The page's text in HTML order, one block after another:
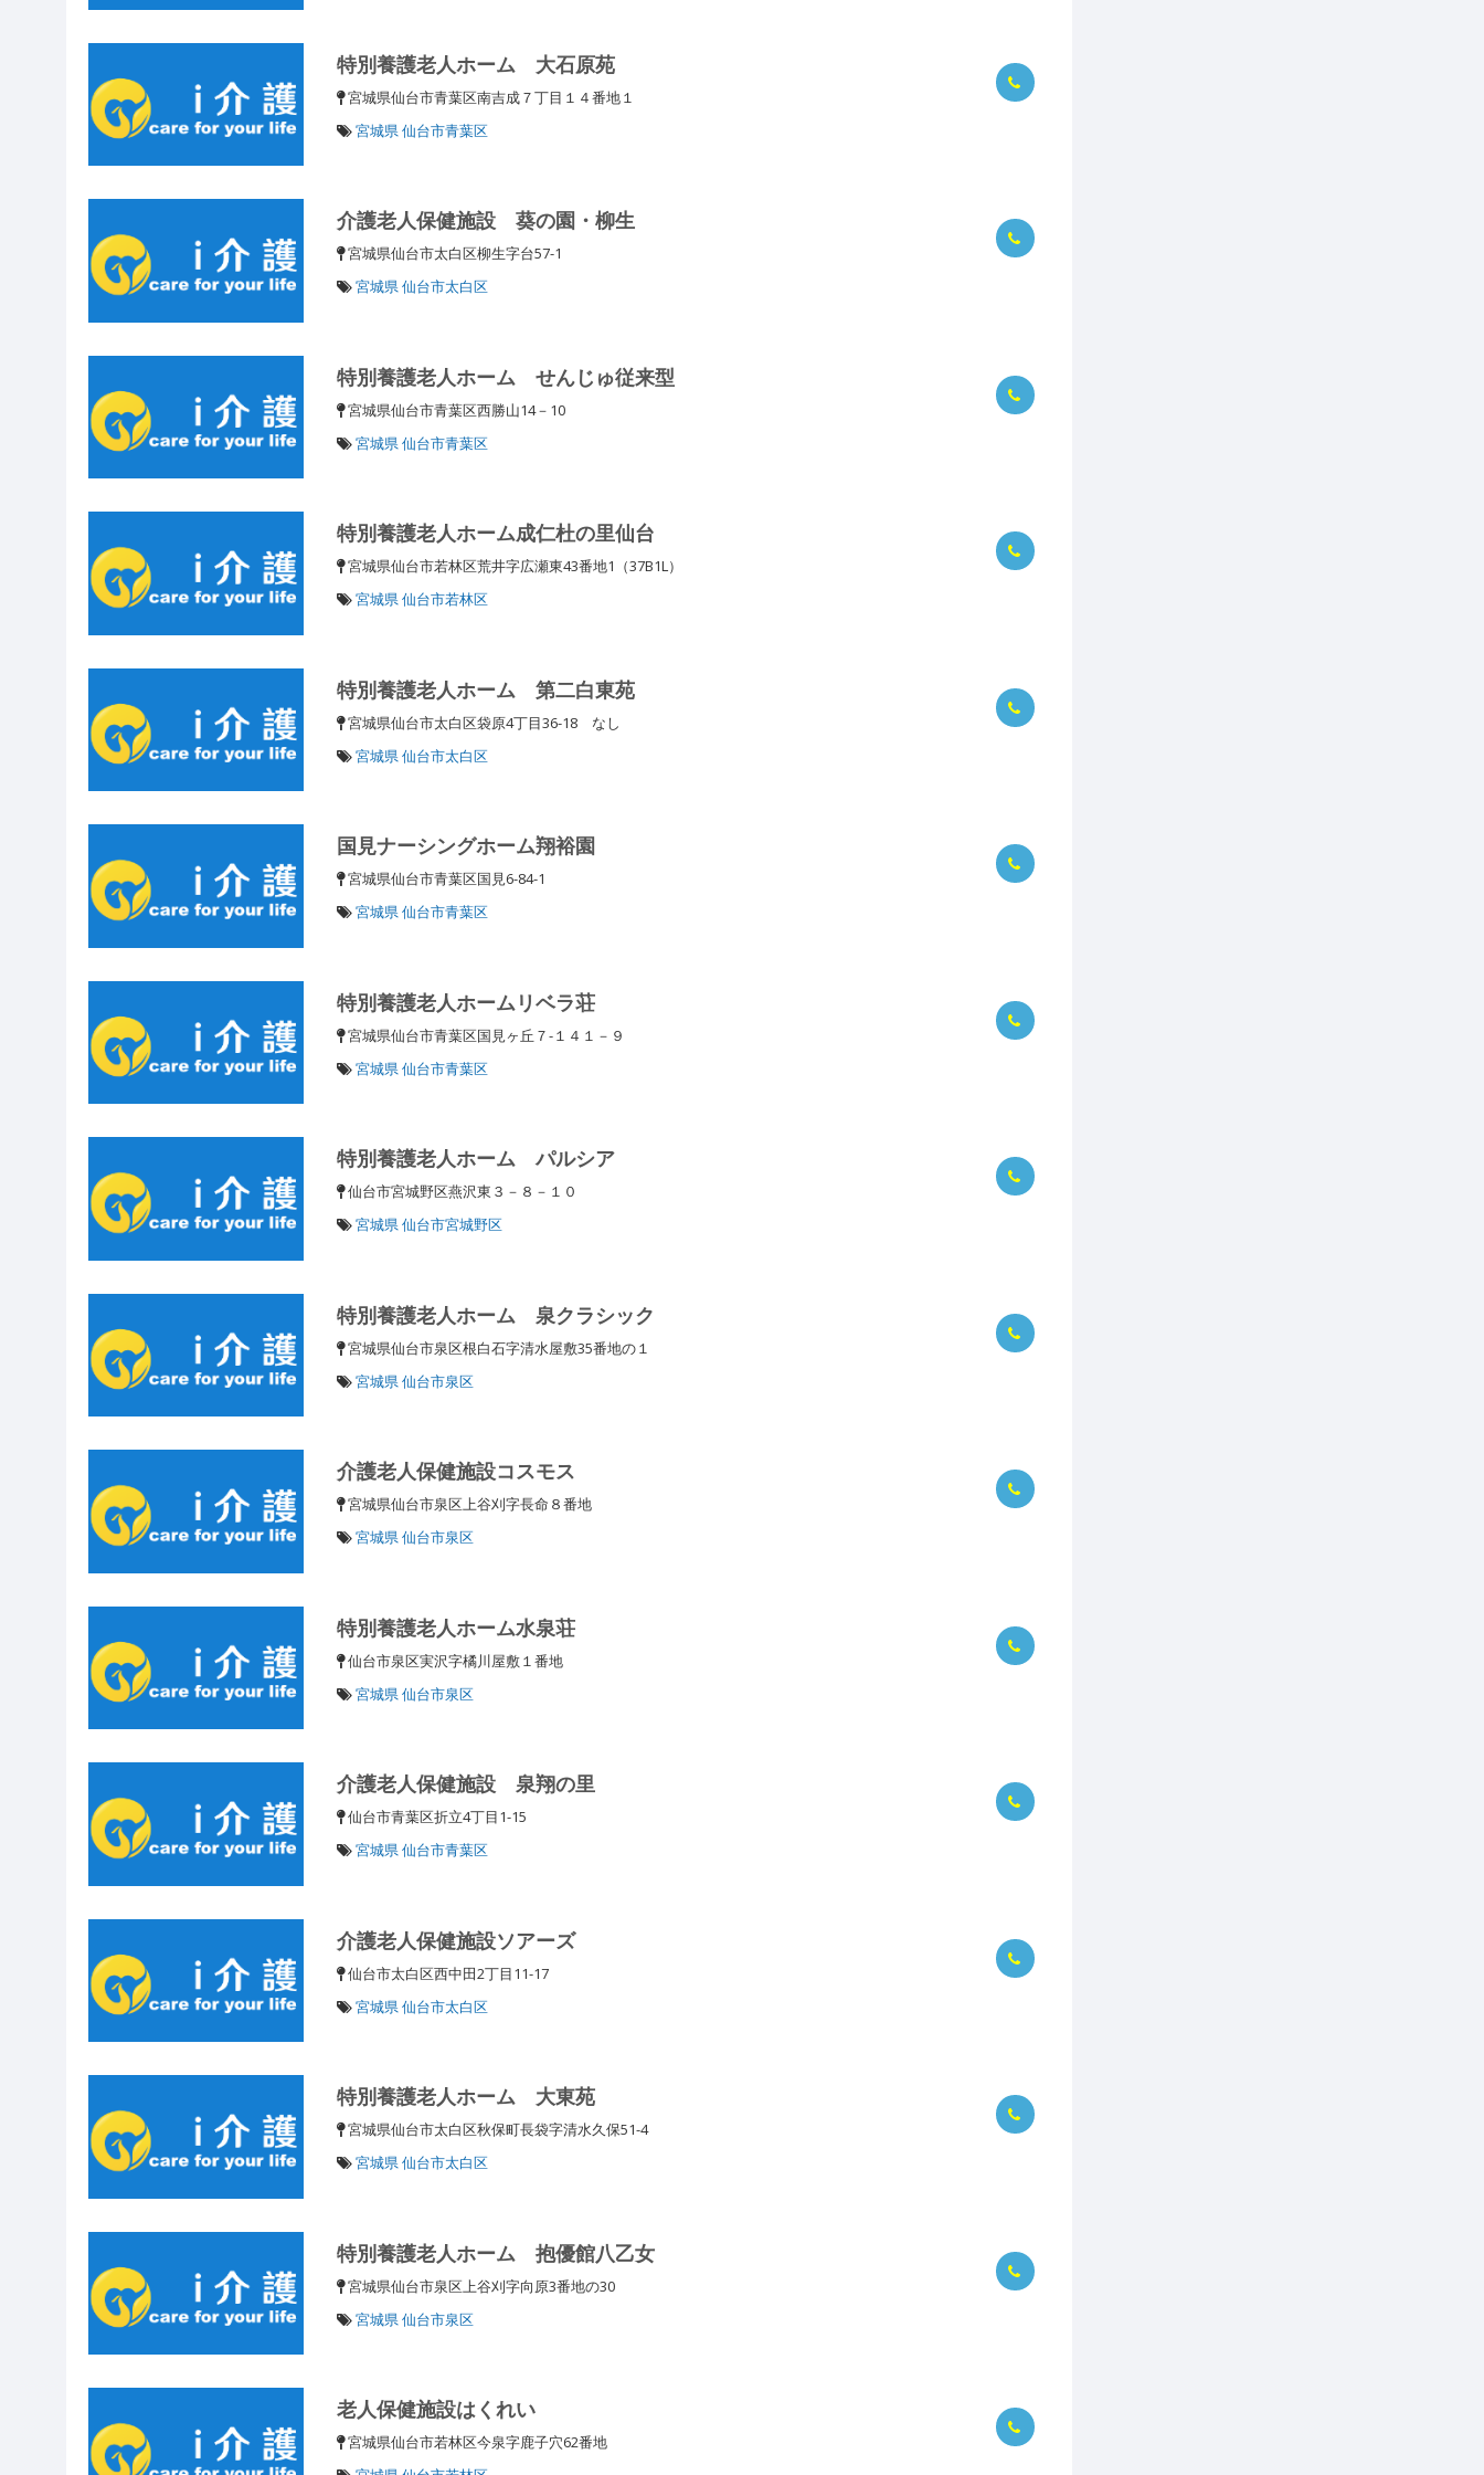
特別養護老人ホーム 大石原苑
宮城県仙台市青葉区南吉成７丁目１４番地１
宮城県 仙台市青葉区
介護老人保健施設 葵の園・柳生
宮城県仙台市太白区柳生字台57-1
宮城県 仙台市太白区
特別養護老人ホーム せんじゅ従来型
宮城県仙台市青葉区西勝山14－10
宮城県 仙台市青葉区
特別養護老人ホーム成仁杜の里仙台
宮城県仙台市若林区荒井字広瀬東43番地1（37B1L）
宮城県 仙台市若林区
特別養護老人ホーム 第二白東苑
宮城県仙台市太白区袋原4丁目36-18 なし
宮城県 仙台市太白区
国見ナーシングホーム翔裕園
宮城県仙台市青葉区国見6-84-1
宮城県 仙台市青葉区
特別養護老人ホームリベラ荘
宮城県仙台市青葉区国見ヶ丘７-１４１－９
宮城県 仙台市青葉区
特別養護老人ホーム パルシア
仙台市宮城野区燕沢東３－８－１０
宮城県 仙台市宮城野区
特別養護老人ホーム 泉クラシック
宮城県仙台市泉区根白石字清水屋敷35番地の１
宮城県 仙台市泉区
介護老人保健施設コスモス
宮城県仙台市泉区上谷刈字長命８番地
宮城県 仙台市泉区
特別養護老人ホーム水泉荘
仙台市泉区実沢字橘川屋敷１番地
宮城県 仙台市泉区
介護老人保健施設 泉翔の里
仙台市青葉区折立4丁目1-15
宮城県 仙台市青葉区
介護老人保健施設ソアーズ
仙台市太白区西中田2丁目11-17
宮城県 仙台市太白区
特別養護老人ホーム 大東苑
宮城県仙台市太白区秋保町長袋字清水久保51-4
宮城県 仙台市太白区
特別養護老人ホーム 抱優館八乙女
宮城県仙台市泉区上谷刈字向原3番地の30
宮城県 仙台市泉区
老人保健施設はくれい
宮城県仙台市若林区今泉字鹿子穴62番地